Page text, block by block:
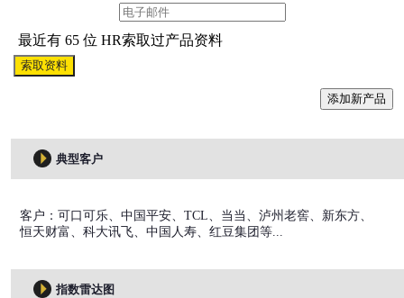
最近有 65 位 HR索取过产品资料
索取资料
添加新产品
典型客户
客户：可口可乐、中国平安、TCL、当当、泸州老窖、新东方、
恒天财富、科大讯飞、中国人寿、红豆集团等...
指数雷达图